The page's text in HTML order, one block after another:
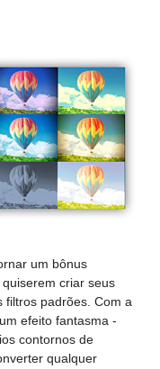
um bônus
criar seus
filtros padrões. Com a
efeito fantasma -
contornos de
qualquer